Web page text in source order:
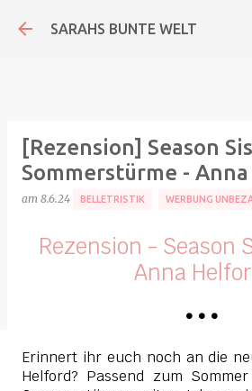
Direkt zum
SARAHS BUNTE WELT
[Rezension] Season
Sommerstürme -
am 8.6.24 BELLETRISTIK WERBUNG
Rezension - Season
Anna
• • •
Erinnert ihr euch noch an die
Helford? Passend zum